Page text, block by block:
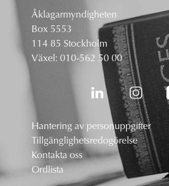
Åklagarmyndigheten
Box 5553
114 85 Stockholm
Växel: 010-562 50 00
Hantering av personuppgifter
Tillgänglighetsredogörelse
Kontakta oss
Ordlista